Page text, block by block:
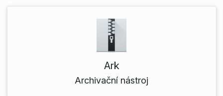
Ark
Archivační nástroj